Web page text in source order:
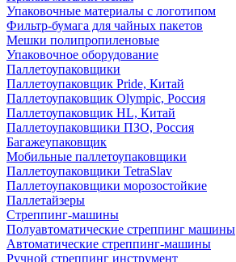
Упаковочные материалы с логотипом
Фильтр-бумага для чайных пакетов
Мешки полипропиленовые
Упаковочное оборудование
Паллетоупаковщики
Паллетоупаковщик Pride, Китай
Паллетоупаковщик Olympic, Россия
Паллетоупаковщик HL, Китай
Паллетоупаковщики ПЗО, Россия
Багажеупаковщик
Мобильные паллетоупаковщики
Паллетоупаковщики TetraSlav
Паллетоупаковщики морозостойкие
Паллетайзеры
Стреппинг-машины
Полуавтоматические стреппинг машины
Автоматические стреппинг-машины
Ручной стреппинг инструмент